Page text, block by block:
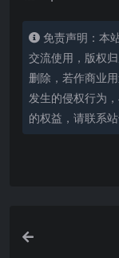
免责声明：本
交流使用，版权
删除，若作商业
发生的侵权行为
的权益，请联系